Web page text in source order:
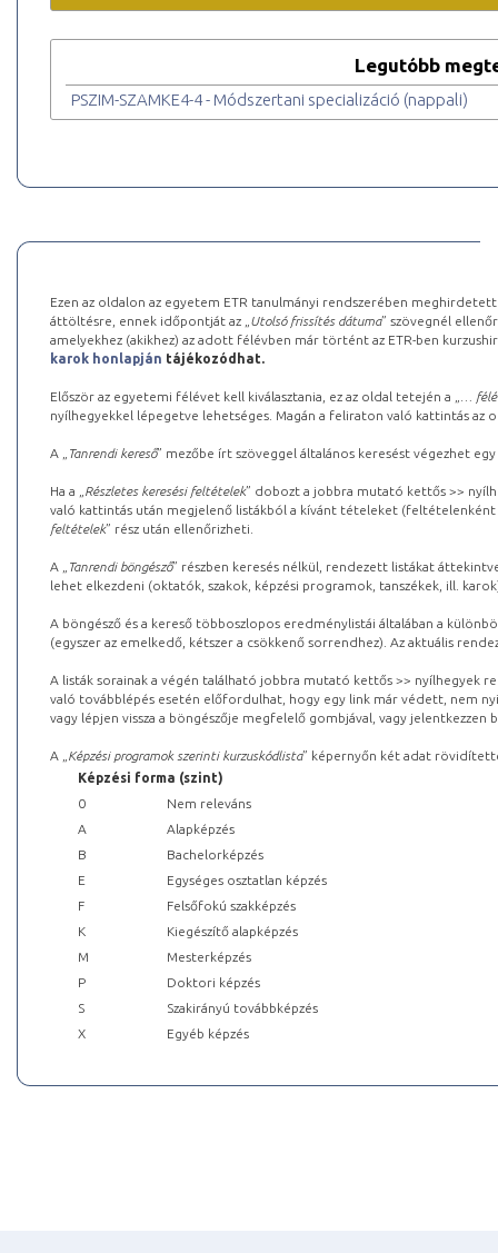
Legutóbb
PSZIM-SZAMKE4-4 - Módszertani specializáció (nappali)
Ezen az oldalon az egyetem ETR tanulmányi rendszerében
áttöltésre, ennek időpontját az „ Utolsó frissítés dátuma” szövegnél
amelyekhez (akikhez) az adott félévben már történt az ETR-ben
karok honlapján tájékozódhat.
Először az egyetemi félévet kell kiválasztania, ez az oldal tetején a „
…
nyílhegyekkel lépegetve lehetséges. Magán a feliraton való kattintás az
A „ Tanrendi kereső” mezőbe írt szöveggel általános keresést végezhet
Ha a „ Részletes keresési feltételek” dobozt a jobbra mutató kettős >>
való kattintás után megjelenő listákból a kívánt tételeket (feltételenként
feltételek” rész után ellenőrizheti.
A „ Tanrendi böngésző” részben keresés nélkül, rendezett listákat
lehet elkezdeni (oktatók, szakok, képzési programok, tanszékek, ill.
A böngésző és a kereső többoszlopos eredménylistái általában a
(egyszer az emelkedő, kétszer a csökkenő sorrendhez). Az aktuális
A listák sorainak a végén található jobbra mutató kettős >> nyílhegyek
való továbblépés esetén előfordulhat, hogy egy link már védett, nem
vagy lépjen vissza a böngészője megfelelő gombjával, vagy
A „ Képzési programok szerinti kurzuskódlista” képernyőn két adat
Képzési forma (szint)
0
Nem releváns
A
Alapképzés
B
Bachelorképzés
E
Egységes osztatlan képzés
F
Felsőfokú szakképzés
K
Kiegészítő alapképzés
M
Mesterképzés
P
Doktori képzés
S
Szakirányú továbbképzés
X
Egyéb képzés